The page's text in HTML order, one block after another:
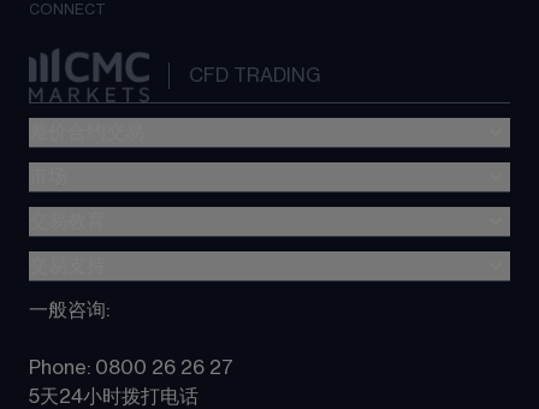
CONNECT
CFD TRADING
Metatrader (MT4)
TradingView
”新一代“交易平台指南
选择 CMC
联系我们
一般咨询:
Phone: 0800 26 26 27
5天24小时拨打电话